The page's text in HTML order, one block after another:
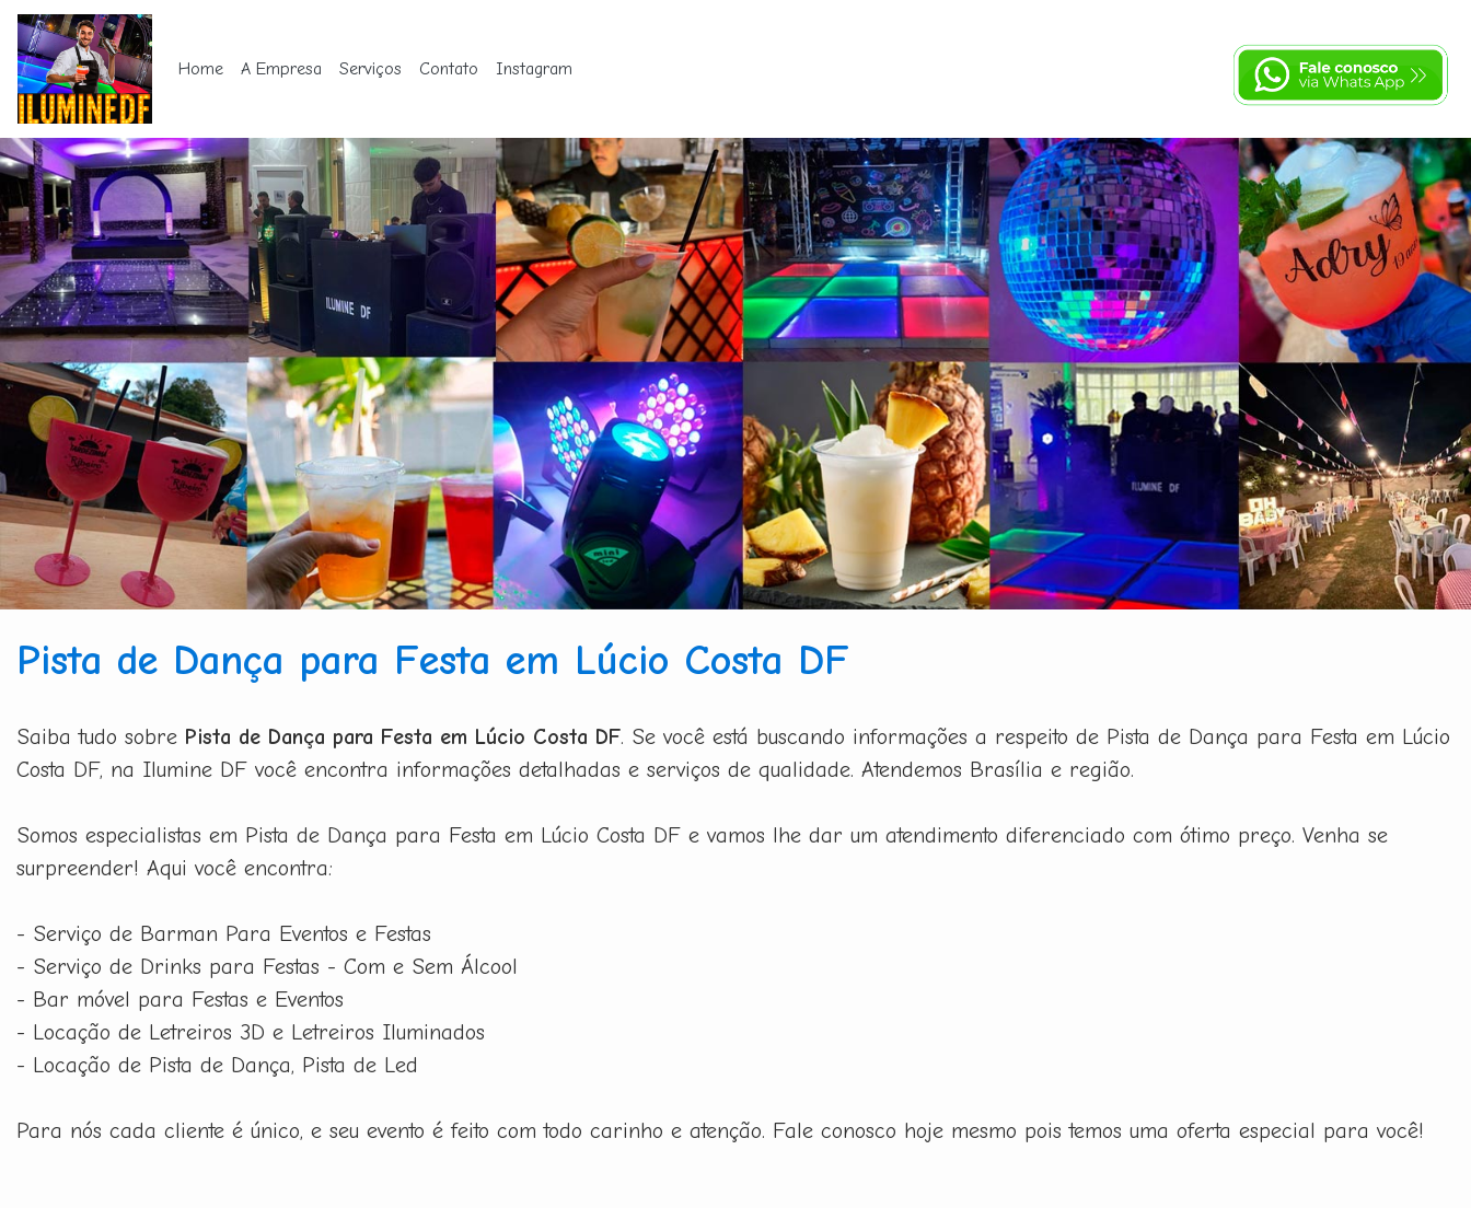
Home A Empresa Serviços Contato Instagram
Pista de Dança para Festa em Lúcio Costa DF
Saiba tudo sobre Pista de Dança para Festa em Lúcio Costa DF. Se você está buscando informações a respeito de Pista de Dança para Festa em Lúcio
Costa DF, na Ilumine DF você encontra informações detalhadas e serviços de qualidade. Atendemos Brasília e região.
Somos especialistas em Pista de Dança para Festa em Lúcio Costa DF e vamos lhe dar um atendimento diferenciado com ótimo preço. Venha se
surpreender! Aqui você encontra:
- Serviço de Barman Para Eventos e Festas
- Serviço de Drinks para Festas - Com e Sem Álcool
- Bar móvel para Festas e Eventos
- Locação de Letreiros 3D e Letreiros Iluminados
- Locação de Pista de Dança, Pista de Led
Para nós cada cliente é único, e seu evento é feito com todo carinho e atenção. Fale conosco hoje mesmo pois temos uma oferta especial para você!